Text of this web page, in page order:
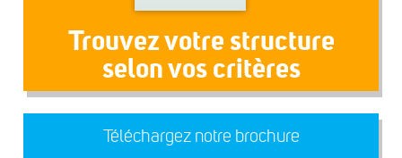
Trouvez votre structure
selon vos critères
Téléchargez notre brochure